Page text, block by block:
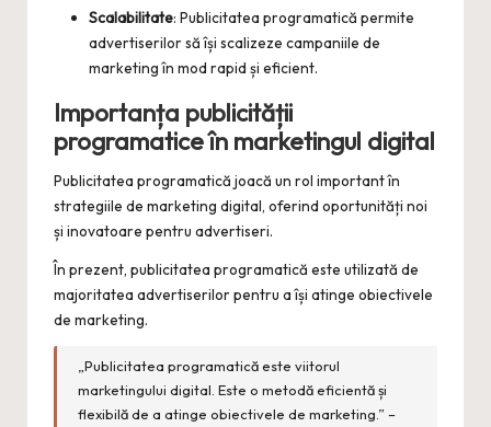
Scalabilitate: Publicitatea programatică permite
advertiserilor să își scalizeze campaniile de
marketing în mod rapid și eficient.
Importanța publicității
programatice în marketingul digital
Publicitatea programatică joacă un rol important în
strategiile de marketing digital, oferind oportunități noi
și inovatoare pentru advertiseri.
În prezent, publicitatea programatică este utilizată de
majoritatea advertiserilor pentru a își atinge obiectivele
de marketing.
„Publicitatea programatică este viitorul
marketingului digital. Este o metodă eficientă și
flexibilă de a atinge obiectivele de marketing.” –